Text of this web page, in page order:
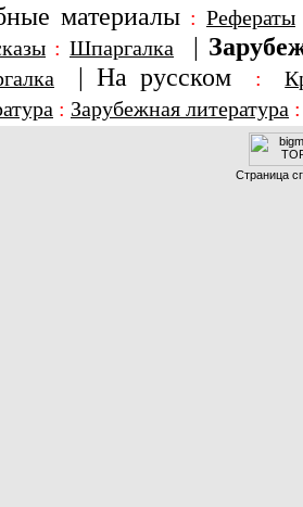
материалы : Рефераты
: Шпаргалка |
| На русском :
: Зарубежная литература
Страница